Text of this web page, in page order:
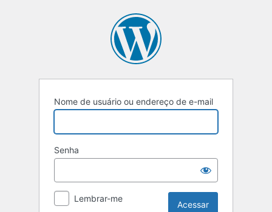
Nome de usuário ou endereço de e-mail
Senha
Lembrar-me